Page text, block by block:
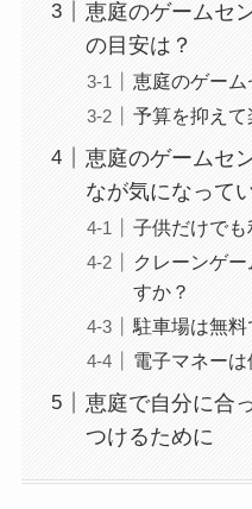
恵庭のゲームセ
の目安は？
恵庭のゲー
予算を抑え
恵庭のゲームセ
なが気になって
子供だけでも
クレーンゲ
すか？
駐車場は無料
電子マネーは
恵庭で自分に合
つけるために